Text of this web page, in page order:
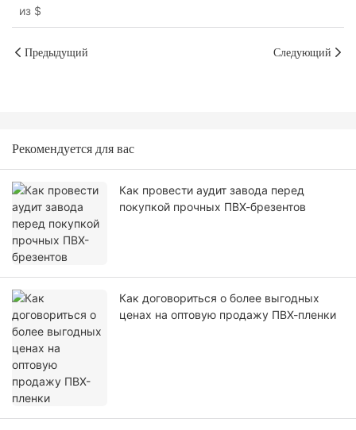
сельскохозяйственного
дренажа и покрытия
из $
Предыдущий Следующий
Рекомендуется для вас
Как провести аудит завода перед
покупкой прочных ПВХ-брезентов
Как договориться о более выгодных
ценах на оптовую продажу ПВХ-пленки